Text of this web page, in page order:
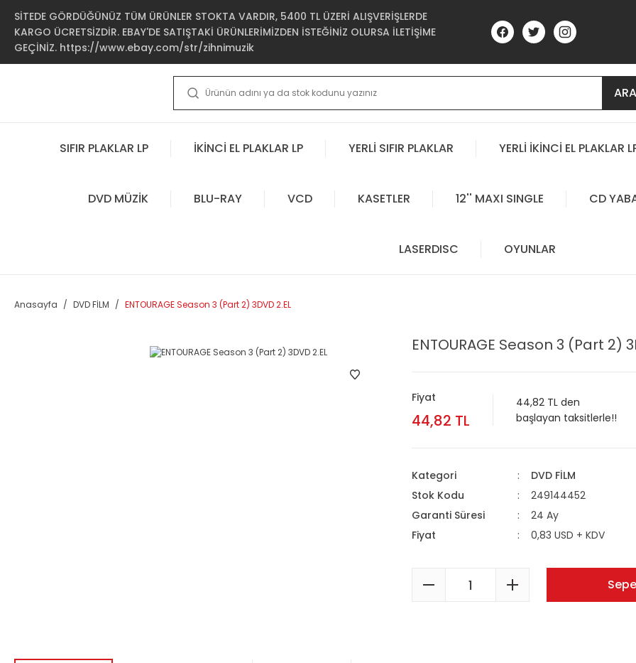
SİTEDE GÖRDÜĞÜNÜZ TÜM ÜRÜNLER STOKTA VARDIR, 5400 TL ÜZERİ ALIŞVERİŞLERDE
KARGO ÜCRETSİZDİR. EBAY'DE SATIŞTAKİ ÜRÜNLERİMİZDEN İSTEĞİNİZ OLURSA İLETİŞİME
GEÇİNİZ. https://www.ebay.com/str/zihnimuzik
ARA
SIFIR PLAKLAR LP İKİNCİ EL PLAKLAR LP YERLİ SIFIR PLAKLAR YERLİ İKİNCİ EL PLAKLAR
DVD MÜZİK BLU-RAY VCD KASETLER 12'' MAXI SINGLE CD
LASERDISC OYUNLAR
Anasayfa DVD FİLM ENTOURAGE Season 3 (Part 2) 3DVD 2.EL
ENTOURAGE Season 3 (Part 2)
Fiyat
44,82 TL
44,82 TL den
başlayan taksitlerle!!
Kategori
DVD FİLM
Stok Kodu
249144452
Garanti Süresi
24 Ay
Fiyat
0,83 USD + KDV